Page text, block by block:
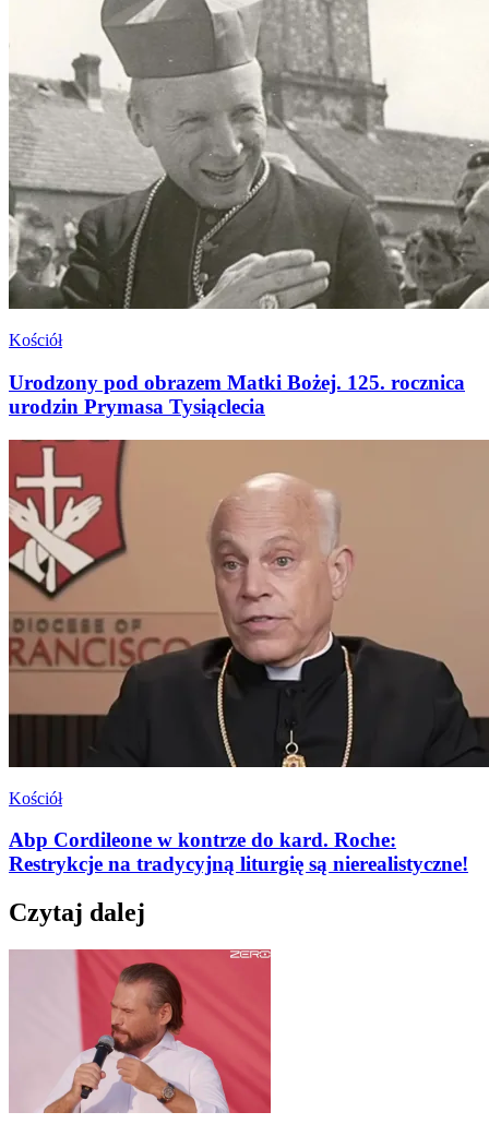
Kościół
Urodzony pod obrazem Matki Bożej. 125. rocznica
urodzin Prymasa Tysiąclecia
Kościół
Abp Cordileone w kontrze do kard. Roche:
Restrykcje na tradycyjną liturgię są nierealistyczne!
Czytaj dalej